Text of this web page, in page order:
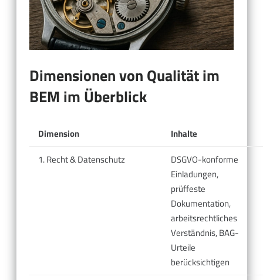
Dimensionen von Qualität im
BEM im Überblick
Dimension
Inhalte
1. Recht & Datenschutz
DSGVO-konforme
Einladungen,
prüffeste
Dokumentation,
arbeitsrechtliches
Verständnis, BAG-
Urteile
berücksichtigen